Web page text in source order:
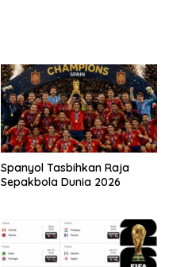
Spanyol Tasbihkan Raja
Sepakbola Dunia 2026